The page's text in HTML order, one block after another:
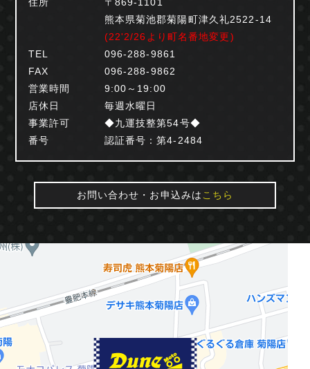
住所
〒869-1101
熊本県菊池郡菊陽町津久礼2522-14
(22'2/26より町名番地変更)
TEL
096-288-9861
FAX
096-288-9862
営業時間
9:00～19:00
店休日
毎週水曜日
事業許可
番号
◆九運技整第54号◆
認証番号：第4-2484
お問い合わせ・お申込みはこちら